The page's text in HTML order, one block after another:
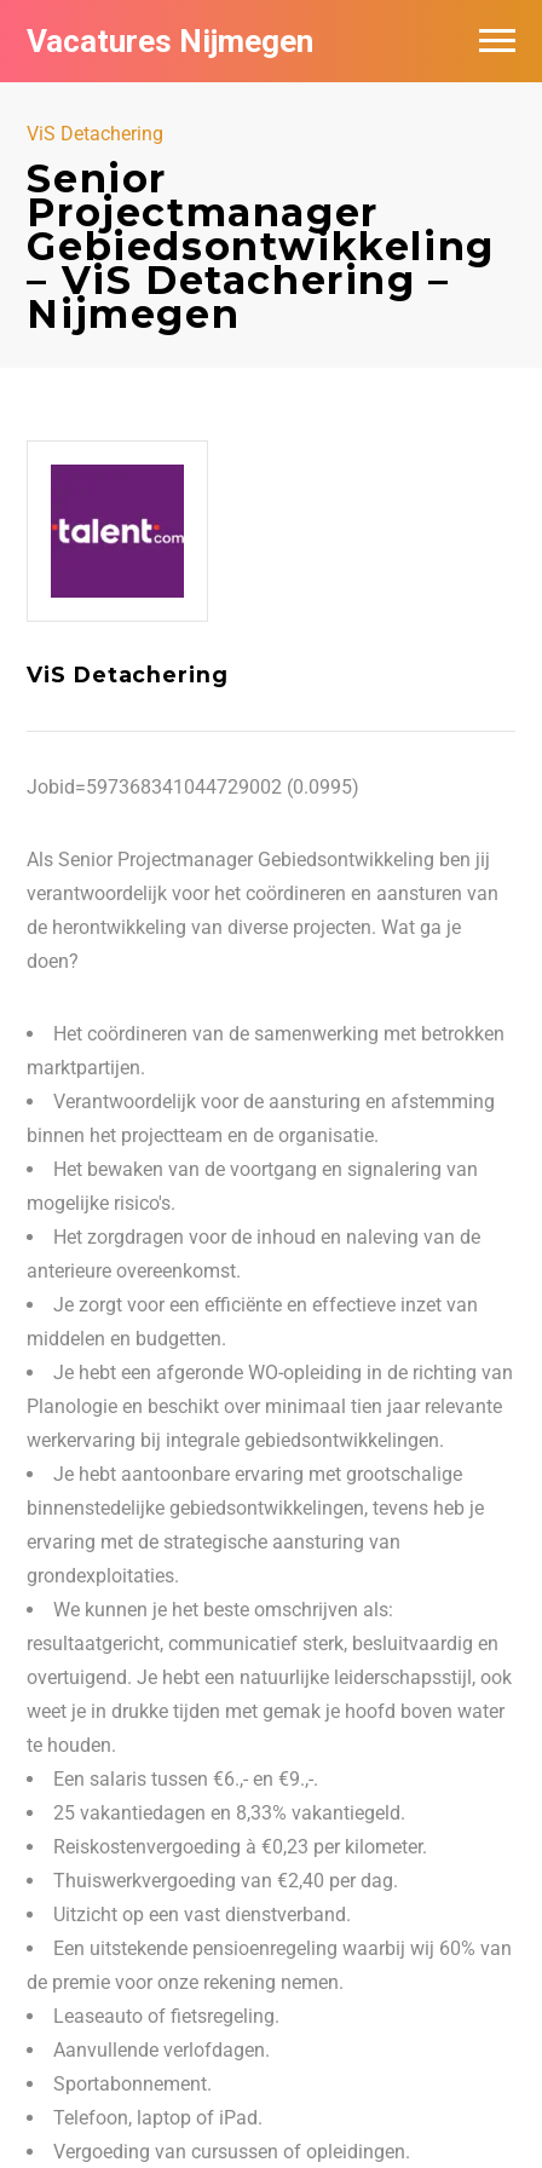
Vacatures Nijmegen
ViS Detachering
Senior
Projectmanager
Gebiedsontwikkeling
– ViS Detachering –
Nijmegen
ViS Detachering
Jobid=597368341044729002 (0.0995)
Als Senior Projectmanager Gebiedsontwikkeling ben jij
verantwoordelijk voor het coördineren en aansturen van
de herontwikkeling van diverse projecten. Wat ga je
doen?
Het coördineren van de samenwerking met betrokken
marktpartijen.
Verantwoordelijk voor de aansturing en afstemming
binnen het projectteam en de organisatie.
Het bewaken van de voortgang en signalering van
mogelijke risico's.
Het zorgdragen voor de inhoud en naleving van de
anterieure overeenkomst.
Je zorgt voor een efficiënte en effectieve inzet van
middelen en budgetten.
Je hebt een afgeronde WO-opleiding in de richting van
Planologie en beschikt over minimaal tien jaar relevante
werkervaring bij integrale gebiedsontwikkelingen.
Je hebt aantoonbare ervaring met grootschalige
binnenstedelijke gebiedsontwikkelingen, tevens heb je
ervaring met de strategische aansturing van
grondexploitaties.
We kunnen je het beste omschrijven als:
resultaatgericht, communicatief sterk, besluitvaardig en
overtuigend. Je hebt een natuurlijke leiderschapsstijl, ook
weet je in drukke tijden met gemak je hoofd boven water
te houden.
Een salaris tussen €6.,- en €9.,-.
25 vakantiedagen en 8,33% vakantiegeld.
Reiskostenvergoeding à €0,23 per kilometer.
Thuiswerkvergoeding van €2,40 per dag.
Uitzicht op een vast dienstverband.
Een uitstekende pensioenregeling waarbij wij 60% van
de premie voor onze rekening nemen.
Leaseauto of fietsregeling.
Aanvullende verlofdagen.
Sportabonnement.
Telefoon, laptop of iPad.
Vergoeding van cursussen of opleidingen.
Vacatures per bedrijf
De populairste vacatures in Nijmegen
Nieuwsbrief feed